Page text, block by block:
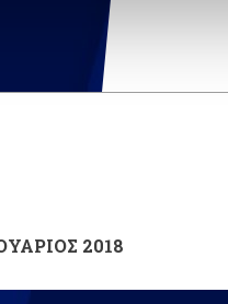
2018